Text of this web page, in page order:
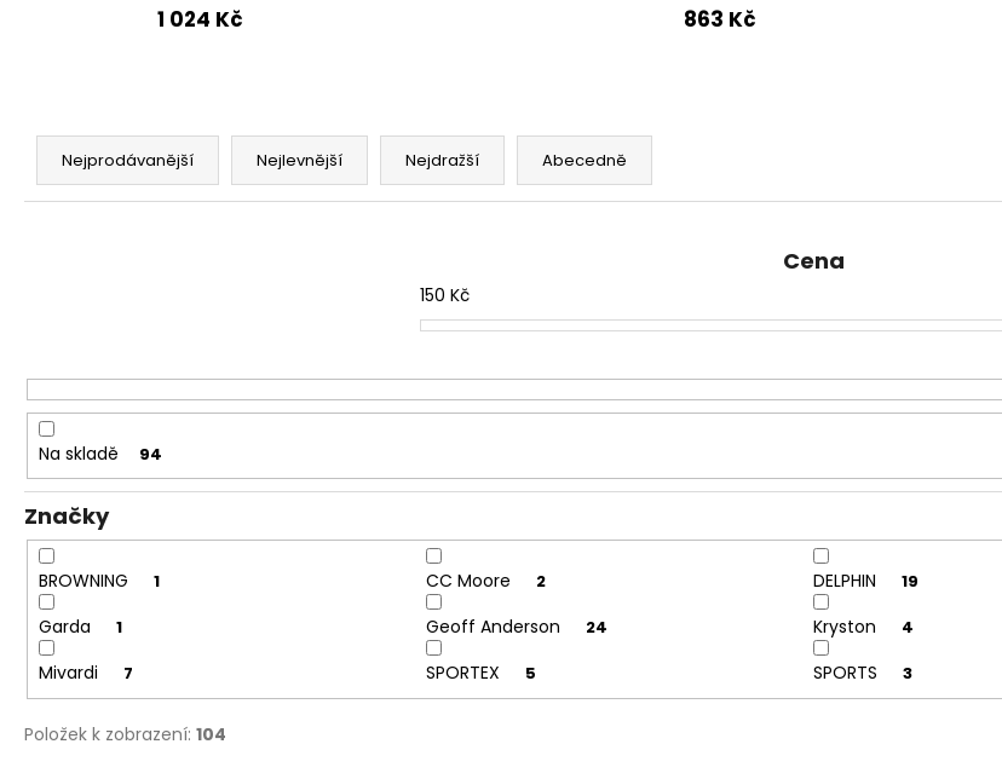
1 024 Kč 863 Kč
Ř
z
o
d
u
k
t
ů
Nejprodávanější Nejlevnější Nejdražší Abecedně
Cena
150 Kč
Na skladě 94
Značky
BROWNING 1 CC Moore 2 DELPHIN 19
Garda 1 Geoff Anderson 24 Kryston 4
Mivardi 7 SPORTEX 5 SPORTS 3
Položek k zobrazení: 104
44 Kč